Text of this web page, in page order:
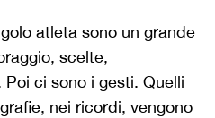
atleta sono un grande
scelte,
ci sono i gesti. Quelli
nei ricordi, vengono